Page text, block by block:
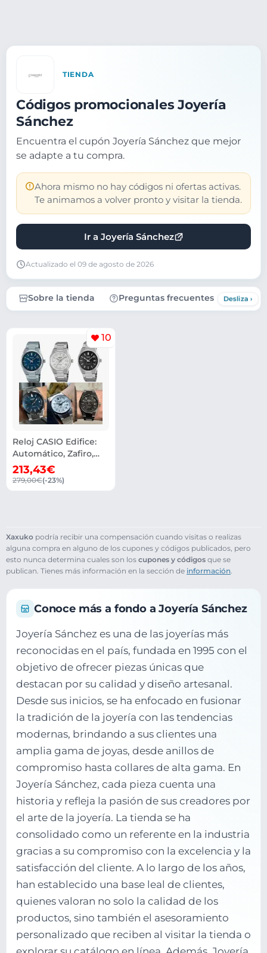
TIENDA
Códigos promocionales Joyería
Sánchez
Encuentra el cupón Joyería Sánchez que mejor
se adapte a tu compra.
Ahora mismo no hay códigos ni ofertas activas.
Te animamos a volver pronto y visitar la tienda.
Ir a Joyería Sánchez
Actualizado el 09 de agosto de 2026
Sobre la tienda Preguntas frecuentes
10
Reloj CASIO Edifice:
Automático, Zafiro,
10ATM, 38mm
213,43€
279,00€(-23%)
Xaxuko podría recibir una compensación cuando visitas o realizas
alguna compra en alguno de los cupones y códigos publicados, pero
esto nunca determina cuales son los cupones y códigos que se
publican. Tienes más información en la sección de información
Conoce más a fondo a Joyería Sánchez
Joyería Sánchez es una de las joyerías más
reconocidas en el país, fundada en 1995 con el
objetivo de ofrecer piezas únicas que
destacan por su calidad y diseño artesanal.
Desde sus inicios, se ha enfocado en fusionar
la tradición de la joyería con las tendencias
modernas, brindando a sus clientes una
amplia gama de joyas, desde anillos de
compromiso hasta collares de alta gama. En
Joyería Sánchez, cada pieza cuenta una
historia y refleja la pasión de sus creadores por
el arte de la joyería. La tienda se ha
consolidado como un referente en la industria
gracias a su compromiso con la excelencia y la
satisfacción del cliente. A lo largo de los años,
han establecido una base leal de clientes,
quienes valoran no solo la calidad de los
productos, sino también el asesoramiento
personalizado que reciben al visitar la tienda o